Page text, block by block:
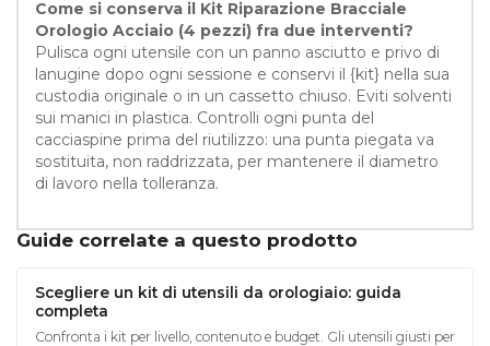
Come si conserva il Kit Riparazione Bracciale
Orologio Acciaio (4 pezzi) fra due interventi?
Pulisca ogni utensile con un panno asciutto e privo di
lanugine dopo ogni sessione e conservi il {kit} nella sua
custodia originale o in un cassetto chiuso. Eviti solventi
sui manici in plastica. Controlli ogni punta del
cacciaspine prima del riutilizzo: una punta piegata va
sostituita, non raddrizzata, per mantenere il diametro
di lavoro nella tolleranza.
Guide correlate a questo prodotto
Scegliere un kit di utensili da orologiaio: guida
completa
Confronta i kit per livello, contenuto e budget. Gli utensili giusti per